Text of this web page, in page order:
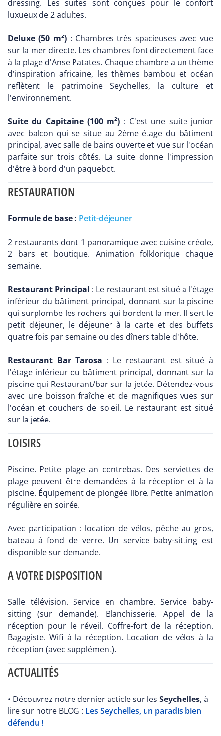
dressing. Les suites sont conçues pour le confort
luxueux de 2 adultes.
Deluxe (50 m²): Chambres très spacieuses avec vue
sur la mer directe. Les chambres font directement face
à la plage d'Anse Patates. Chaque chambre a un thème
d'inspiration africaine, les thèmes bambou et océan
reflètent le patrimoine Seychelles, la culture et
l'environnement.
Suite du Capitaine (100 m²) : C'est une suite junior
avec balcon qui se situe au 2ème étage du bâtiment
principal, avec salle de bains ouverte et vue sur l'océan
parfaite sur trois côtés. La suite donne l'impression
d'être à bord d'un paquebot.
RESTAURATION
Formule de base : Petit-déjeuner
2 restaurants dont 1 panoramique avec cuisine créole,
2 bars et boutique. Animation folklorique chaque
semaine.
Restaurant Principal : Le restaurant est situé à l'étage
inférieur du bâtiment principal, donnant sur la piscine
qui surplombe les rochers qui bordent la mer. Il sert le
petit déjeuner, le déjeuner à la carte et des buffets
quatre fois par semaine ou des dîners table d'hôte.
Restaurant Bar Tarosa : Le restaurant est situé à
l'étage inférieur du bâtiment principal, donnant sur la
piscine qui Restaurant/bar sur la jetée. Détendez-vous
avec une boisson fraîche et de magnifiques vues sur
l'océan et couchers de soleil. Le restaurant est situé
sur la jetée.
LOISIRS
Piscine. Petite plage an contrebas. Des serviettes de
plage peuvent être demandées à la réception et à la
piscine. Équipement de plongée libre. Petite animation
régulière en soirée.
Avec participation : location de vélos, pêche au gros,
bateau à fond de verre. Un service baby-sitting est
disponible sur demande.
A VOTRE DISPOSITION
Salle télévision. Service en chambre. Service baby-
sitting (sur demande). Blanchisserie. Appel de la
réception pour le réveil. Coffre-fort de la réception.
Bagagiste. Wifi à la réception. Location de vélos à la
réception (avec supplément).
ACTUALITÉS
• Découvrez notre dernier acticle sur les Seychelles, à
lire sur notre BLOG : Les Seychelles, un paradis bien
défendu !